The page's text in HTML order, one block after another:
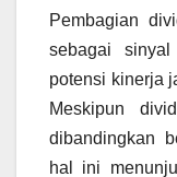
Pembagian
sebagai sinyal
potensi kinerja
Meskipun
dibandingkan
hal ini